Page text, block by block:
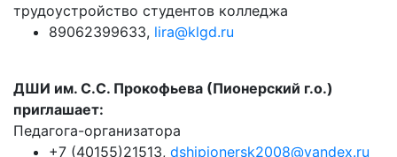
трудоустройство студентов колледжа
89062399633, lira@klgd.ru
ДШИ им. С.С. Прокофьева (Пионерский г.о.)
приглашает:
Педагога-организатора
+7 (40155)21513, dshipionersk2008@yandex.ru